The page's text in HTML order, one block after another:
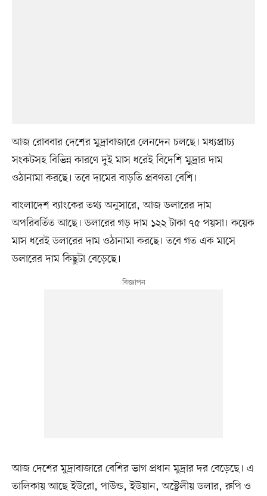
আজ রোববার দেশের মুদ্রাবাজারে লেনদেন চলছে। মধ্যপ্রাচ্য
সংকটসহ বিভিন্ন কারণে দুই মাস ধরেই বিদেশি মুদ্রার দাম
ওঠানামা করছে। তবে দামের বাড়তি প্রবণতা বেশি।
বাংলাদেশ ব্যাংকের তথ্য অনুসারে, আজ ডলারের দাম
অপরিবর্তিত আছে। ডলারের গড় দাম ১২২ টাকা ৭৫ পয়সা। কয়েক
মাস ধরেই ডলারের দাম ওঠানামা করছে। তবে গত এক মাসে
ডলারের দাম কিছুটা বেড়েছে।
আজ দেশের মুদ্রাবাজারে বেশির ভাগ প্রধান মুদ্রার দর বেড়েছে। এ
তালিকায় আছে ইউরো, পাউন্ড, ইউয়ান, অস্ট্রেলীয় ডলার, রুপি ও